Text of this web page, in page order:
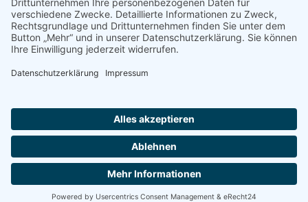
unsere Kunden miteinander und hoffen so ein stückweit den
Kreis zu schließen.
Sprechen Sie uns gern an!
Datenschutzerklärung
© Copyright - ServicePoint - Segelmacherei by RuhrPartner